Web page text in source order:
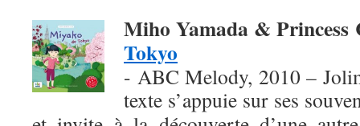
Miho Yamada & Princess
Tokyo
- ABC Melody, 2010 –
texte s’appuie sur ses